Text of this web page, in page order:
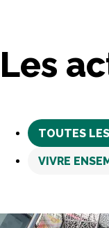
Les
TOUTES
VIVRE